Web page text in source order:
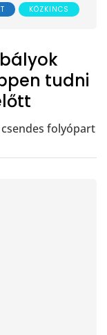
KÖZKINCS
tudni
folyópart